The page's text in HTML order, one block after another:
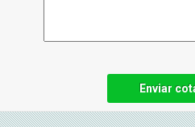
Enviar